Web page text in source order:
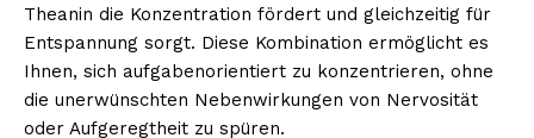
Theanin die Konzentration fördert und gleichzeitig für
Entspannung sorgt. Diese Kombination ermöglicht es
Ihnen, sich aufgabenorientiert zu konzentrieren, ohne
die unerwünschten Nebenwirkungen von Nervosität
oder Aufgeregtheit zu spüren.